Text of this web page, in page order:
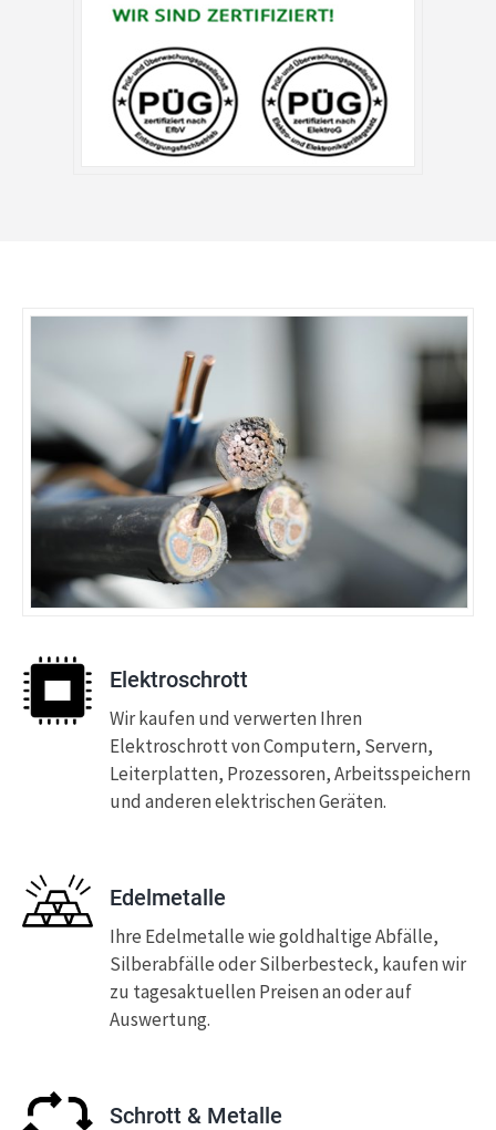
Elektroschrott
Wir kaufen und verwerten Ihren
Elektroschrott von Computern, Servern,
Leiterplatten, Prozessoren, Arbeitsspeichern
und anderen elektrischen Geräten.
Edelmetalle
Ihre Edelmetalle wie goldhaltige Abfälle,
Silberabfälle oder Silberbesteck, kaufen wir
zu tagesaktuellen Preisen an oder auf
Auswertung.
Schrott & Metalle